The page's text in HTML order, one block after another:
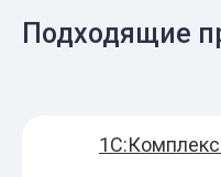
Подходящие